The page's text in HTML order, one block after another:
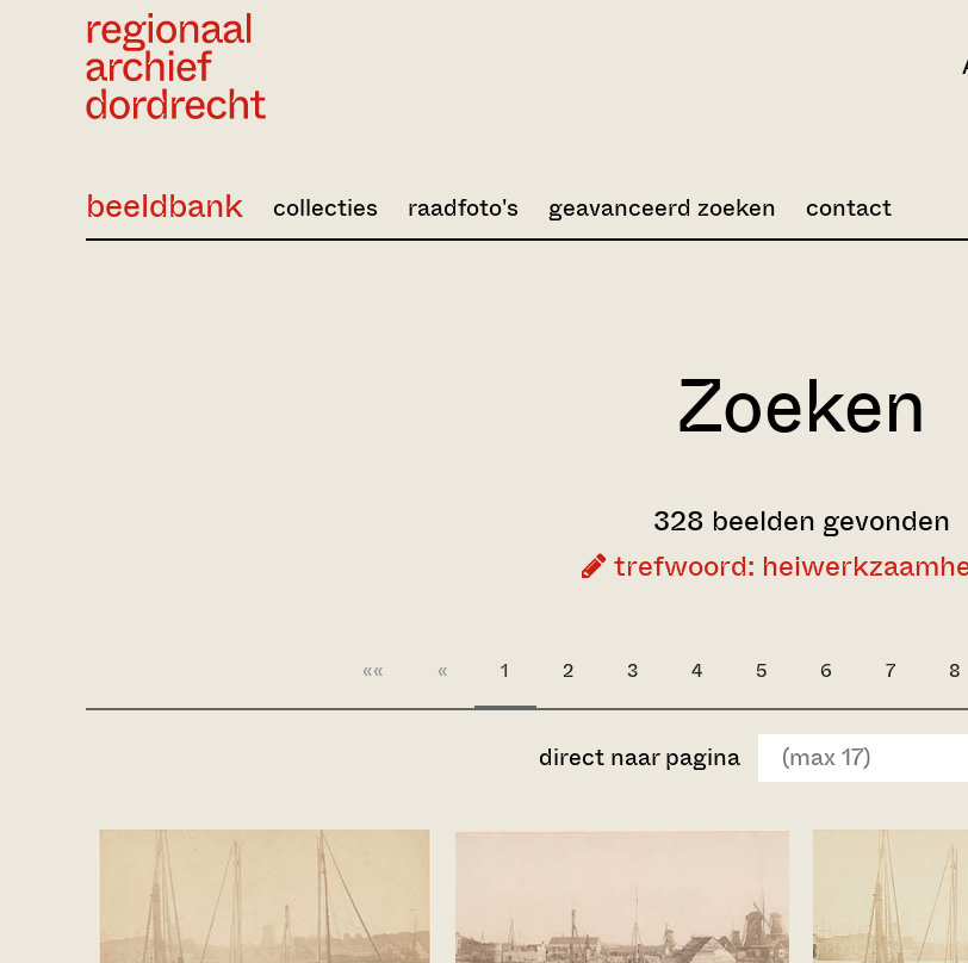
beeldbank collecties raadfoto's geavanceerd zoeken contact
Zoeken
328 beelden gevonden
trefwoord:
«« « 1 2 3 4 5 6 7 8
direct naar pagina